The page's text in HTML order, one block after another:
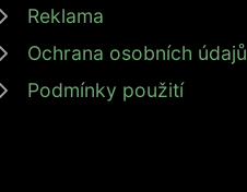
Reklama
Ochrana osobních údajů
Podmínky použití